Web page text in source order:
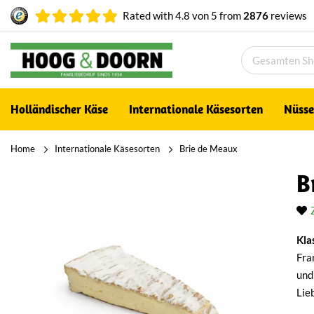
Rated with4.8 von 5 from 2876 reviews
Holländischer Käse Internationale Käsesorten Nüsse
Home Internationale Käsesorten Brie de Meaux